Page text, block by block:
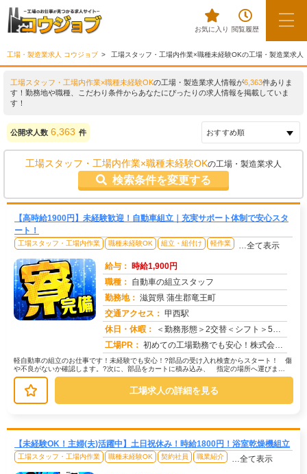
お気に入り 閲覧履歴
工場・製造業求人 コウジョブ 工場スタッフ・工場内作業×職種未経験OKの工場・製造業求人
工場スタッフ・工場内作業×職種未経験OKの工場・製造業求人情報が6,363件ありま
す！勤務地や職種、こだわり条件からあなたにぴったりの求人情報を掲載していま
す！
公開求人数 6,363 件
工場スタッフ・工場内作業×職種未経験OKの工場・製造業求人
検索条件を変更する
【高時給1900円】未経験歓迎！自動車組立｜充実サポート体制で安心スタ
ート！
工場スタッフ・工場内作業 職種未経験OK 組立・組付け 軽作業 …全て表示
給与： 時給1,900円
職種： 自動車の組立スタッフ
勤務地： 滋賀県 蒲生郡竜王町
交通アクセス： 甲西駅
休日・休暇：
＜勤務形態＞2交替＜シフト＞5勤2休＜休日＞工場カレンダーによる/長期休暇/GW /夏季/ 年末年始
工場PR： 初めての工場勤務でも安心！株式会社京栄センターで新しい一歩を踏み出しませんか？→未経験者多数活躍中！先輩たちも最初...
軽自動車の組立のお仕事です！未経験でも安心！?部品の受け入れ検査からスタート！ 傷
や不良がないか確認します。?次に、部品をカートに積み込み、 指定の場所へ運びま
す。?最後は倉庫から必要な部品を探...
工場求人の詳細を見る
【未経験OK！主婦(夫)活躍中】土日祝休み！時給1800円！浴室乾燥機組立
工場スタッフ・工場内作業 職種未経験OK 契約社員 職業紹介 …全て表示